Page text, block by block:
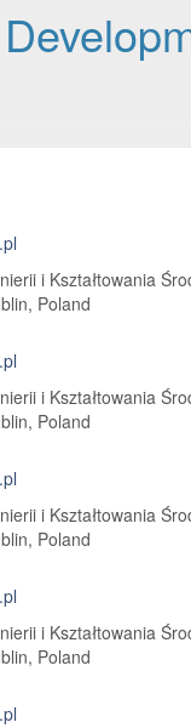
i Kształtowania
Poland
i Kształtowania
Poland
i Kształtowania
Poland
i Kształtowania
Poland